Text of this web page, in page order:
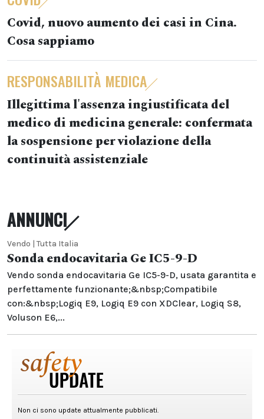
Covid, nuovo aumento dei casi in Cina.
Cosa sappiamo
RESPONSABILITÀ MEDICA
Illegittima l'assenza ingiustificata del
medico di medicina generale: confermata
la sospensione per violazione della
continuità assistenziale
ANNUNCI
Vendo | Tutta Italia
Sonda endocavitaria Ge IC5-9-D
Vendo sonda endocavitaria Ge IC5-9-D, usata garantita e
perfettamente funzionante;&nbsp;Compatibile
con:&nbsp;Logiq E9, Logiq E9 con XDClear, Logiq S8,
Voluson E6,...